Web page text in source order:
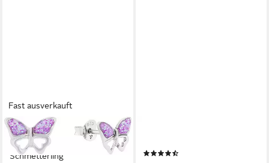
Fast ausverkauft
AMOR
Paar Ohrstecker
Schmetterling